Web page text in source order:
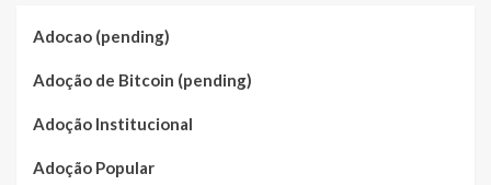
Adocao (pending)
Adoção de Bitcoin (pending)
Adoção Institucional
Adoção Popular